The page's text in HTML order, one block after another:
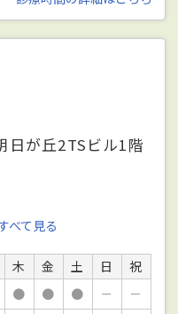
日が丘2TSビル1階
べて見る
木 金 土 日
祝
● ● ● －
－